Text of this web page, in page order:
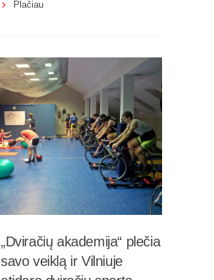
Plačiau
„Dviračių akademija“ plečia
savo veiklą ir Vilniuje